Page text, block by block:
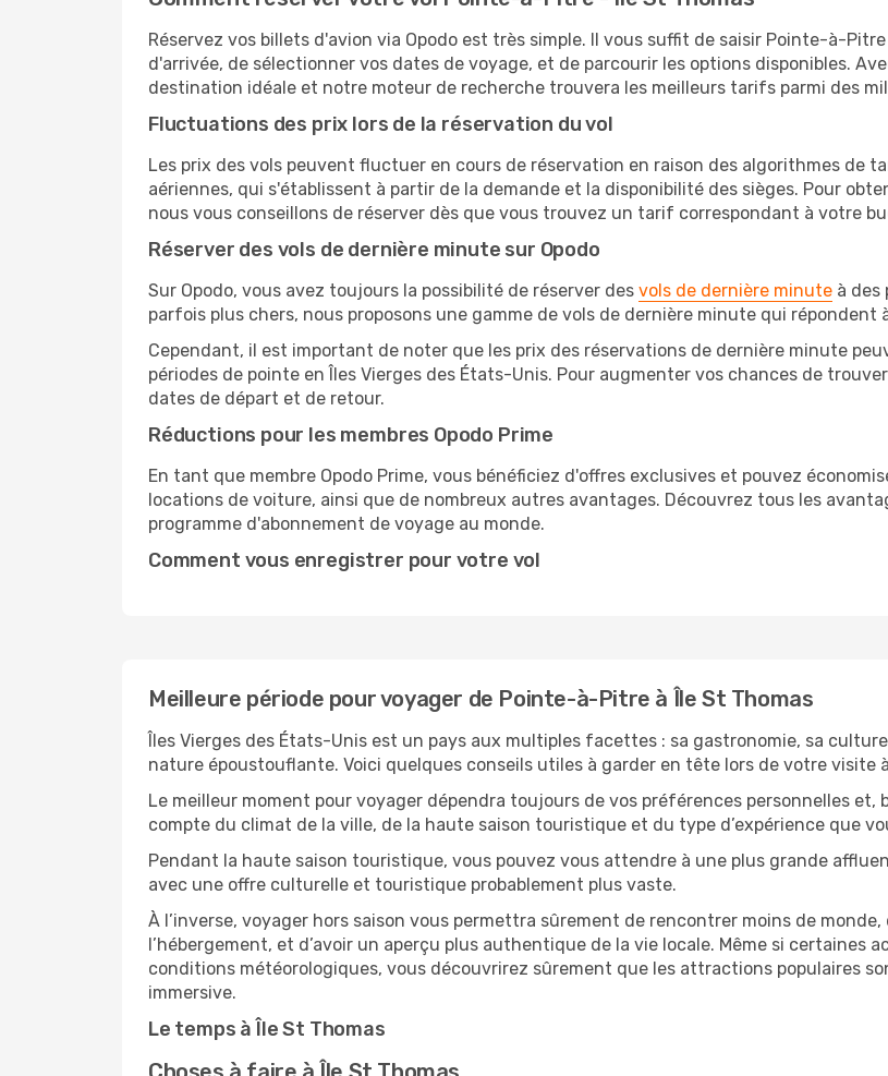
Réservez vos billets d'avion via Opodo est très simple. Il vous suffit de saisir Pointe-à-
d'arrivée, de sélectionner vos dates de voyage, et de parcourir les options disponibles.
destination idéale et notre moteur de recherche trouvera les meilleurs tarifs parmi des
Fluctuations des prix lors de la réservation du vol
Les prix des vols peuvent fluctuer en cours de réservation en raison des algorithmes de
aériennes, qui s'établissent à partir de la demande et la disponibilité des sièges. Pour
nous vous conseillons de réserver dès que vous trouvez un tarif correspondant à votre
Réserver des vols de dernière minute sur Opodo
Sur Opodo, vous avez toujours la possibilité de réserver des vols de dernière minute à des
parfois plus chers, nous proposons une gamme de vols de dernière minute qui répondent
Cependant, il est important de noter que les prix des réservations de dernière minute
périodes de pointe en Îles Vierges des États-Unis. Pour augmenter vos chances de
dates de départ et de retour.
Réductions pour les membres Opodo Prime
En tant que membre Opodo Prime, vous bénéficiez d'offres exclusives et pouvez
locations de voiture, ainsi que de nombreux autres avantages. Découvrez tous les
programme d'abonnement de voyage au monde.
Comment vous enregistrer pour votre vol
Meilleure période pour voyager de Pointe-à-Pitre à Île St Thomas
Îles Vierges des États-Unis est un pays aux multiples facettes : sa gastronomie, sa
nature époustouflante. Voici quelques conseils utiles à garder en tête lors de votre visite
Le meilleur moment pour voyager dépendra toujours de vos préférences personnelles et,
compte du climat de la ville, de la haute saison touristique et du type d’expérience que
Pendant la haute saison touristique, vous pouvez vous attendre à une plus grande
avec une offre culturelle et touristique probablement plus vaste.
À l’inverse, voyager hors saison vous permettra sûrement de rencontrer moins de
l’hébergement, et d’avoir un aperçu plus authentique de la vie locale. Même si certaines
conditions météorologiques, vous découvrirez sûrement que les attractions populaires
immersive.
Le temps à Île St Thomas